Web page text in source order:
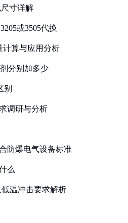
寸详解
或3505代换
计算与应用分析
分别加多少
别
调研与分析
防爆电气设备标准
么
温冲击要求解析